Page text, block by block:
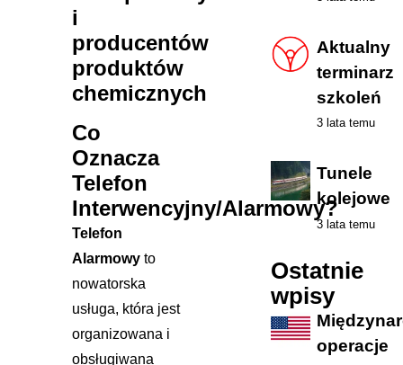
i
producentów
produktów
chemicznych
Co
Oznacza
Telefon
Interwencyjny/Alarmowy?
Telefon
Alarmowy to
nowatorska
usługa, która jest
organizowana i
obsługiwana
Aktualny
terminarz
szkoleń
3 lata temu
Tunele
kolejowe
3 lata temu
Ostatnie
wpisy
operacje